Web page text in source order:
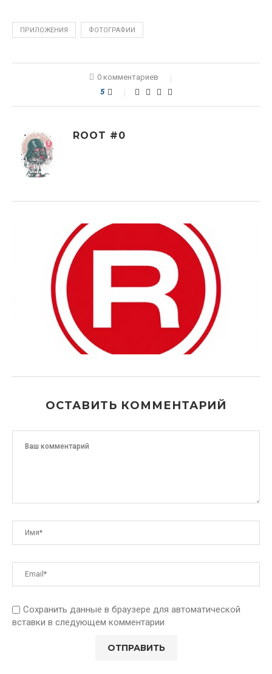
ПРИЛОЖЕНИЯ ФОТОГРАФИИ
0 комментариев
5
ROOT #0
ОСТАВИТЬ КОММЕНТАРИЙ
Сохранить данные в браузере для автоматической
вставки в следующем комментарии